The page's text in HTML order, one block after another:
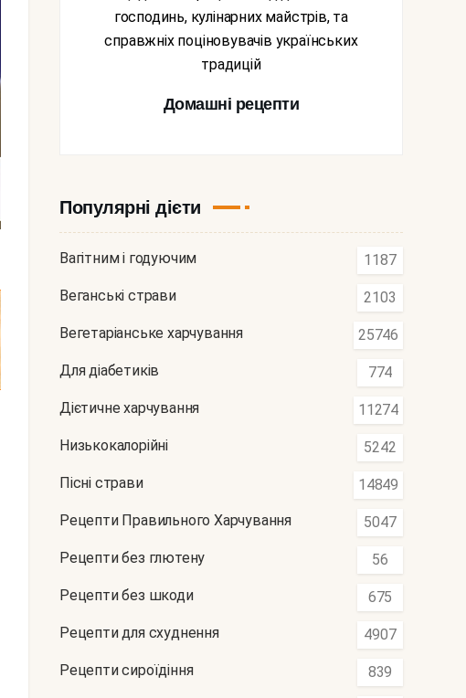
господинь, кулінарних майстрів, та
справжніх поціновувачів українських
традицій
Домашні рецепти
Популярні дієти
Вагітним і годуючим 1187
Веганські страви 2103
Вегетаріанське харчування 25746
Для діабетиків 774
Дієтичне харчування 11274
Низькокалорійні 5242
Пісні страви 14849
Рецепти Правильного Харчування 5047
Рецепти без глютену 56
Рецепти без шкоди 675
Рецепти для схуднення 4907
Рецепти сироїдіння 839